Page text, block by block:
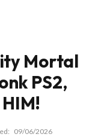
Mortal
PS2,
09/06/2026